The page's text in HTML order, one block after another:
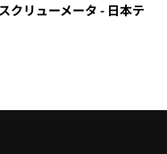
クリューメータ - 日本テ